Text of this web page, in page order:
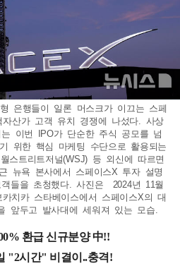
은행들이 일론 머스크가 이끄는 스페
산가 고객 유치 경쟁에 나섰다. 사상
이번 IPO가 단순한 주식 공모를 넘
위한 핵심 마케팅 수단으로 활용되는
스트리트저널(WSJ) 등 외신에 따르면
뉴욕 본사에서 스페이스X 투자 설명
들을 초청했다. 사진은 2024년 11월
치카 스타베이스에서 스페이스X의 대
앞두고 발사대에 세워져 있는 모습.